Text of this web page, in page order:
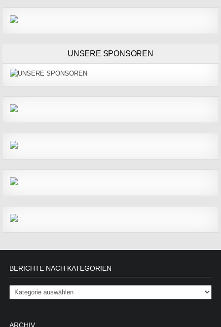
UNSERE SPONSOREN
BERICHTE NACH KATEGORIEN
Berichte nach Kategorien
ARCHIV